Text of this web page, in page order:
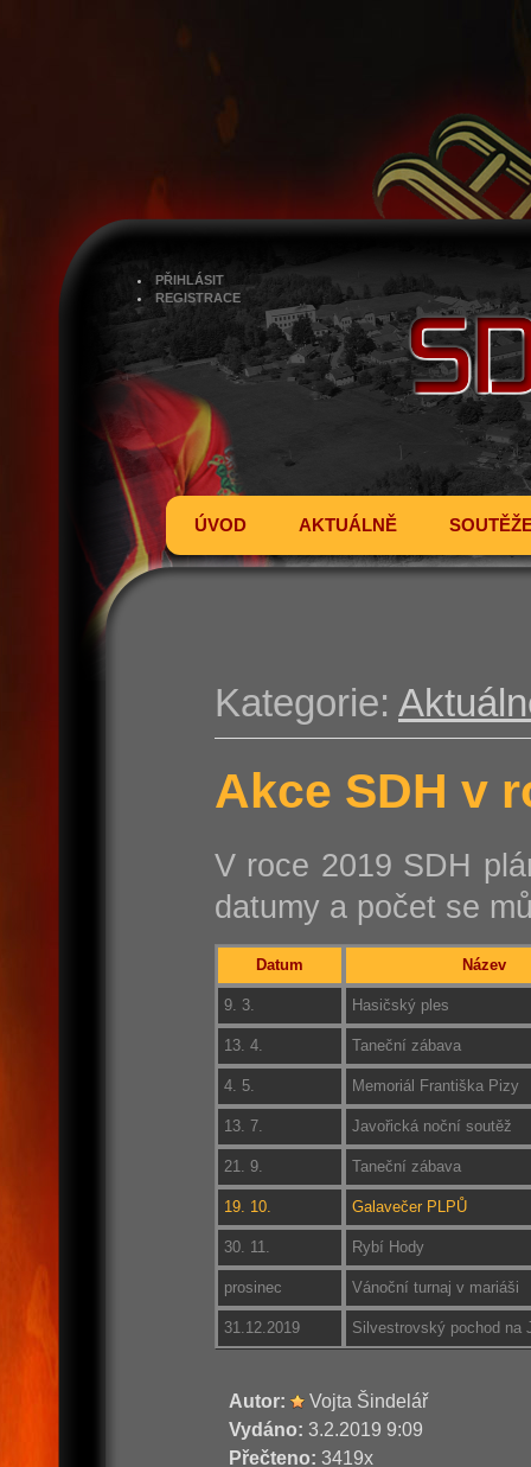
PŘIHLÁSIT
REGISTRACE
ÚVOD AKTUÁLNĚ
Kategorie:
Akce SDH v
V roce 2019 SDH
datumy a počet se
Datum Název
9. 3. Hasičský ples
13. 4. Taneční zábava
4. 5. Memoriál Františka Pizy
13. 7. Javořická noční soutěž
21. 9. Taneční zábava
19. 10. Galavečer PLPŮ
30. 11. Rybí Hody
prosinec Vánoční turnaj v mariáši
31.12.2019 Silvestrovský pochod na
Autor:
Vojta Šindelář
Vydáno: 3.2.2019 9:09
Přečteno: 3419x